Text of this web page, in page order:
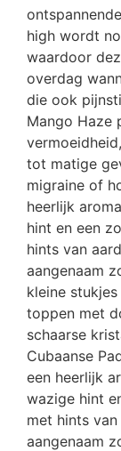
high wordt
waardoor
overdag
die ook
Mango Haze
tot matige
migraine of
heerlijk
hint en een
hints van
aangenaam
kleine
toppen met
schaarse
Cubaanse
een heerlijk
wazige hint
met hints
aangenaam